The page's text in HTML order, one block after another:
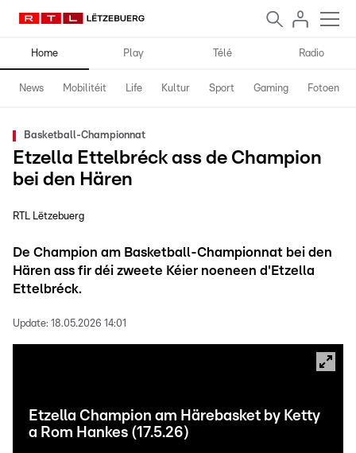
Home Play Télé Radio
News Mobilitéit Life Kultur Sport Gaming Fotoen
Basketball-Championnat
Etzella Ettelbréck ass de Champion
bei den Hären
RTL Lëtzebuerg
De Champion am Basketball-Championnat bei den
Hären ass fir déi zweete Kéier noeneen d'Etzella
Ettelbréck.
Update: 18.05.2026 14:01
Etzella Champion am Härebasket by Ketty
a Rom Hankes (17.5.26)